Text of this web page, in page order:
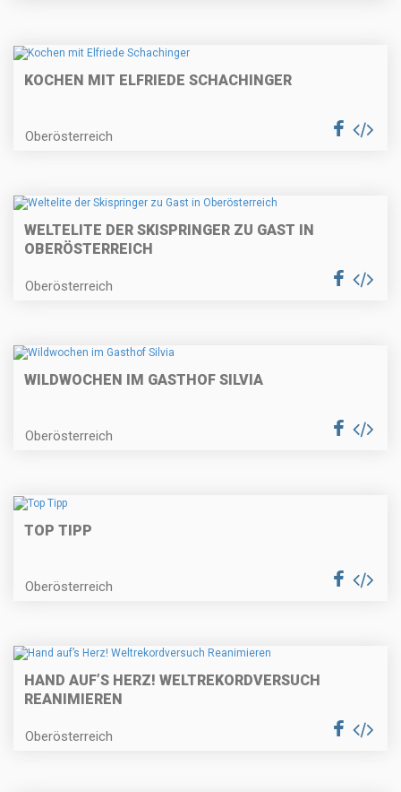
KOCHEN MIT ELFRIEDE SCHACHINGER
Oberösterreich
WELTELITE DER SKISPRINGER ZU GAST IN
OBERÖSTERREICH
Oberösterreich
WILDWOCHEN IM GASTHOF SILVIA
Oberösterreich
TOP TIPP
Oberösterreich
HAND AUF’S HERZ! WELTREKORDVERSUCH
REANIMIEREN
Oberösterreich